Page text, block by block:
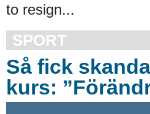
to resign...
SPORT
Så fick
kurs: